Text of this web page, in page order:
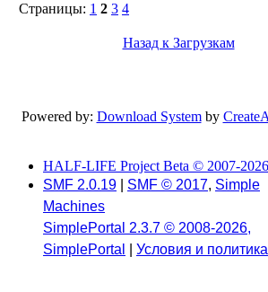
Страницы: 1 2 3 4
Назад к Загрузкам
Powered by: Download Systemby
HALF-LIFE Project Beta © 2007-2026
SMF 2.0.19
SMF © 2017, Simple
Machines
SimplePortal 2.3.7 © 2008-2026,
SimplePortal
Условия и политика